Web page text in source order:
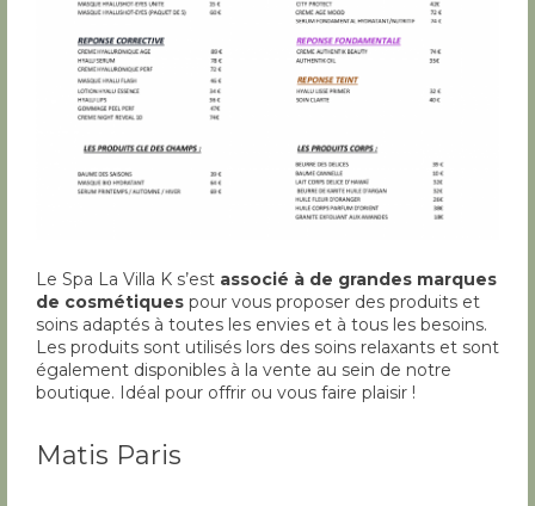
Le Spa La Villa K s’est associé à de grandes marques
de cosmétiques pour vous proposer des produits et
soins adaptés à toutes les envies et à tous les besoins.
Les produits sont utilisés lors des soins relaxants et sont
également disponibles à la vente au sein de notre
boutique. Idéal pour offrir ou vous faire plaisir !
Matis Paris